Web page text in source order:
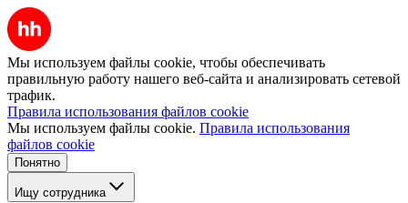
Мы используем файлы cookie, чтобы обеспечивать
правильную работу нашего веб-сайта и анализировать сетевой
трафик.
Правила использования файлов cookie
Мы используем файлы cookie. Правила использования
файлов cookie
Понятно
Ищу сотрудника